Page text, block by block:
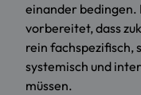
einander bedingen.
vorbereitet, dass
rein fachspezifisch,
systemisch und
müssen.